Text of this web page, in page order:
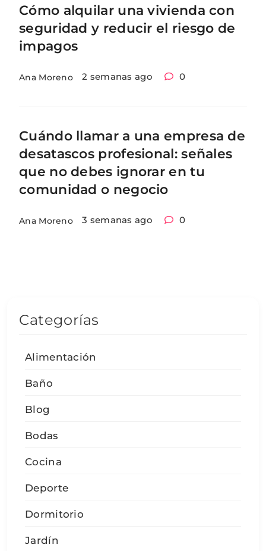
Cómo alquilar una vivienda con
seguridad y reducir el riesgo de
impagos
Ana Moreno 2 semanas ago 0
Cuándo llamar a una empresa de
desatascos profesional: señales
que no debes ignorar en tu
comunidad o negocio
Ana Moreno 3 semanas ago 0
Categorías
Alimentación
Baño
Blog
Bodas
Cocina
Deporte
Dormitorio
Jardín